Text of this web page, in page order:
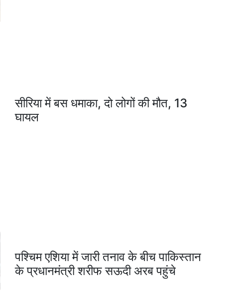
सीरिया में बस धमाका, दो लोगों की मौत, 13
घायल
पश्चिम एशिया में जारी तनाव के बीच पाकिस्तान
के प्रधानमंत्री शरीफ सऊदी अरब पहुंचे